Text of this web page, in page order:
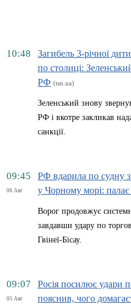
10:48
Загибель 3-річної
по столиці:
РФ (tsn.ua)
Зеленський знову
РФ і вкотре закликав
санкції.
09:45
06 Авг
РФ вдарила по судну
у Чорному морі:
Ворог продовжує
завдавши удару по
Гвінеї-Бісау.
09:07
05 Авг
Росія посилює удари
пояснив, чого